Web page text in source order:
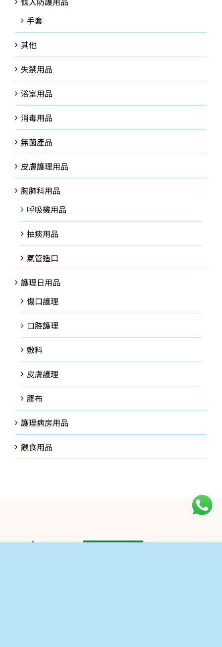
手套
其他
失禁用品
浴室用品
消毒用品
無菌產品
皮膚護理用品
胸肺科用品
呼吸機用品
抽痰用品
氣管造口
護理日用品
傷口護理
口腔護理
敷料
皮膚護理
膠布
護理病房用品
餵食用品